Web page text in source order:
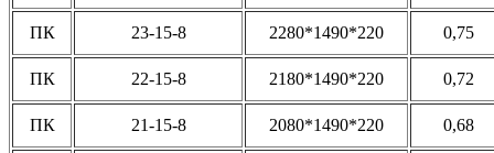
ПК 23-15-8 2280*1490*220 0,75
ПК 22-15-8 2180*1490*220 0,72
ПК 21-15-8 2080*1490*220 0,68